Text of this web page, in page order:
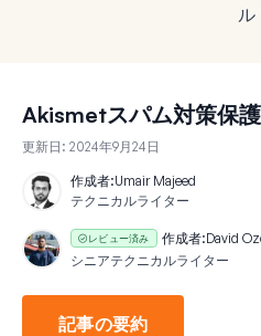
ル
Akismetスパム対策保
更新日: 2024年9月24日
作成者:Umair Majeed
テクニカルライター
レビュー済み 作成者:David
シニアテクニカルライター
記事の要約